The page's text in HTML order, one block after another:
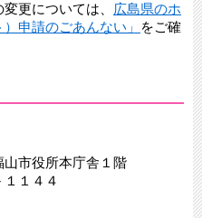
更については、 広島県のホ
申請のごあんない」
をご確
市役所本庁舎１階
１４４